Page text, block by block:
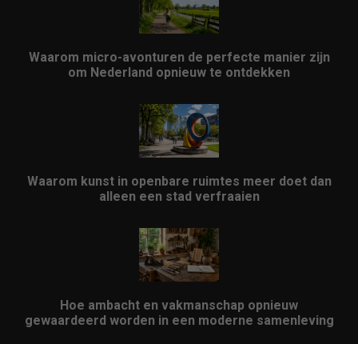
Waarom micro-avonturen de perfecte manier zijn
om Nederland opnieuw te ontdekken
Waarom kunst in openbare ruimtes meer doet dan
alleen een stad verfraaien
Hoe ambacht en vakmanschap opnieuw
gewaardeerd worden in een moderne samenleving